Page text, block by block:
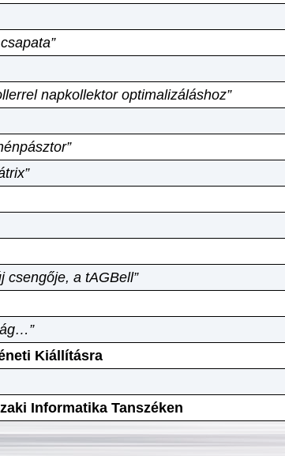
napkollektor optimalizáláshoz”
csengője, a tAGBell”
Kiállításra
Informatika Tanszéken